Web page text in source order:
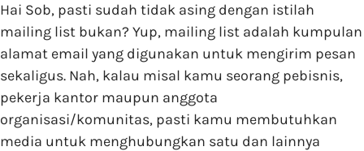
Hai Sob, pasti sudah tidak asing dengan istilah
mailing list bukan? Yup, mailing list adalah kumpulan
alamat email yang digunakan untuk mengirim pesan
sekaligus. Nah, kalau misal kamu seorang pebisnis,
pekerja kantor maupun anggota
organisasi/komunitas, pasti kamu membutuhkan
media untuk menghubungkan satu dan lainnya